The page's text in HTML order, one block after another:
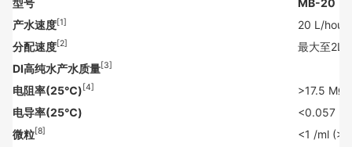
型号
MB-20
产水速度[1]
20 L/hour
分配速度[2]
最大至2L/
DI高纯水产水质量[3]
电阻率(25℃) [4]
>17.5
电导率(25℃)
<0.057
微粒[8]
<1 /ml